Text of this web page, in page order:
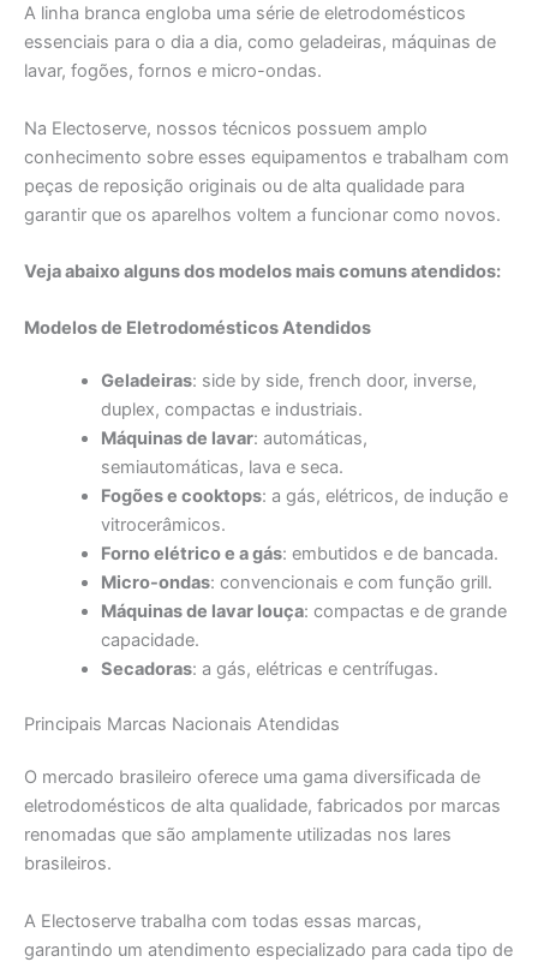
A linha branca engloba uma série de eletrodomésticos
essenciais para o dia a dia, como geladeiras, máquinas de
lavar, fogões, fornos e micro-ondas.
Na Electoserve, nossos técnicos possuem amplo
conhecimento sobre esses equipamentos e trabalham com
peças de reposição originais ou de alta qualidade para
garantir que os aparelhos voltem a funcionar como novos.
Veja abaixo alguns dos modelos mais comuns atendidos:
Modelos de Eletrodomésticos Atendidos
Geladeiras: side by side, french door, inverse,
duplex, compactas e industriais.
Máquinas de lavar: automáticas,
semiautomáticas, lava e seca.
Fogões e cooktops: a gás, elétricos, de indução e
vitrocerâmicos.
Forno elétrico e a gás: embutidos e de bancada.
Micro-ondas: convencionais e com função grill.
Máquinas de lavar louça: compactas e de grande
capacidade.
Secadoras: a gás, elétricas e centrífugas.
Principais Marcas Nacionais Atendidas
O mercado brasileiro oferece uma gama diversificada de
eletrodomésticos de alta qualidade, fabricados por marcas
renomadas que são amplamente utilizadas nos lares
brasileiros.
A Electoserve trabalha com todas essas marcas,
garantindo um atendimento especializado para cada tipo de